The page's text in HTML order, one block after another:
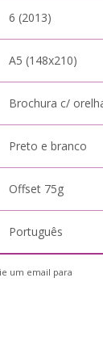
6 (2013)
A5 (148x210)
Brochura c/
Preto e branco
Offset 75g
Português
um email para